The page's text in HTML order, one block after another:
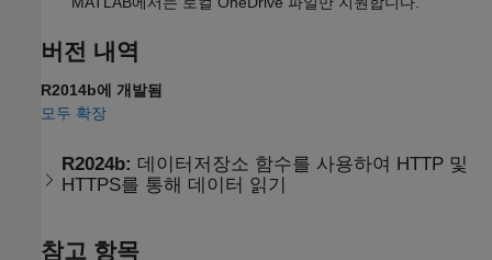
버전 내역
R2014b에 개발됨
모두 확장
R2024b: 데이터저장소 함수를 사용하여 HTTP 및
HTTPS를 통해 데이터 읽기
참고 항목